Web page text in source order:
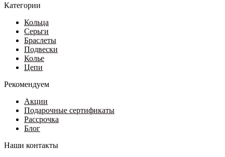
Категории
Кольца
Серьги
Браслеты
Подвески
Колье
Цепи
Рекомендуем
Акции
Подарочные сертификаты
Рассрочка
Блог
Наши контакты